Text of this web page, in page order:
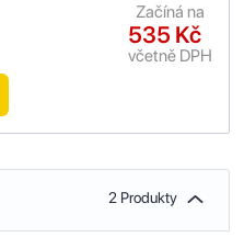
535 Kč
včetně DPH
Začíná na
2 Produkty